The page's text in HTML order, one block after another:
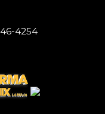
4254